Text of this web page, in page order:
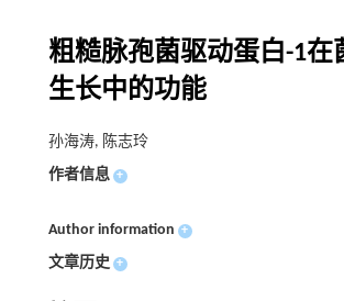
粗糙脉孢菌驱动蛋白-1在
生长中的功能
孙海涛, 陈志玲
作者信息 +
Author information +
文章历史 +